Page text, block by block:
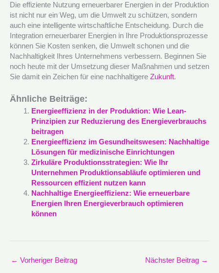
Die effiziente Nutzung erneuerbarer Energien in der Produktion
ist nicht nur ein Weg, um die Umwelt zu schützen, sondern
auch eine intelligente wirtschaftliche Entscheidung. Durch die
Integration erneuerbarer Energien in Ihre Produktionsprozesse
können Sie Kosten senken, die Umwelt schonen und die
Nachhaltigkeit Ihres Unternehmens verbessern. Beginnen Sie
noch heute mit der Umsetzung dieser Maßnahmen und setzen
Sie damit ein Zeichen für eine nachhaltigere Zukunft.
Ähnliche Beiträge:
Energieeffizienz in der Produktion: Wie Lean-
Prinzipien zur Reduzierung des Energieverbrauchs
beitragen
Energieeffizienz im Gesundheitswesen: Nachhaltige
Lösungen für medizinische Einrichtungen
Zirkuläre Produktionsstrategien: Wie Ihr
Unternehmen Produktionsabläufe optimieren und
Ressourcen effizient nutzen kann
Nachhaltige Energieeffizienz: Wie erneuerbare
Energien Ihren Energieverbrauch optimieren
können
← Vorheriger Beitrag Nächster Beitrag →